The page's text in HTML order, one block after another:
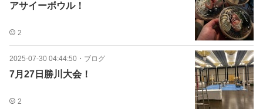
アサイーボウル！
2
2025-07-30 04:44:50 ・ ブログ
7月27日勝川大会！
2